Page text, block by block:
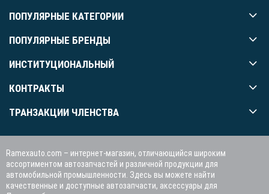
ПОПУЛЯРНЫЕ КАТЕГОРИИ
ПОПУЛЯРНЫЕ БРЕНДЫ
ИНСТИТУЦИОНАЛЬНЫЙ
КОНТРАКТЫ
ТРАНЗАКЦИИ ЧЛЕНСТВА
Ramexauto.com – интернет-магазин, отличающийся широким
ассортиментом автозапчастей и различной продукции для
автомобильной промышленности. Здесь вы можете найти
качественные и доступные автозапчасти, аксессуары для